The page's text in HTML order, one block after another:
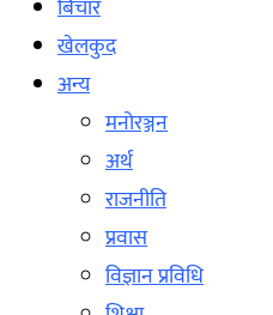
बिचार
खेलकुद
अन्य
मनोरञ्जन
अर्थ
राजनीति
प्रवास
विज्ञान प्रविधि